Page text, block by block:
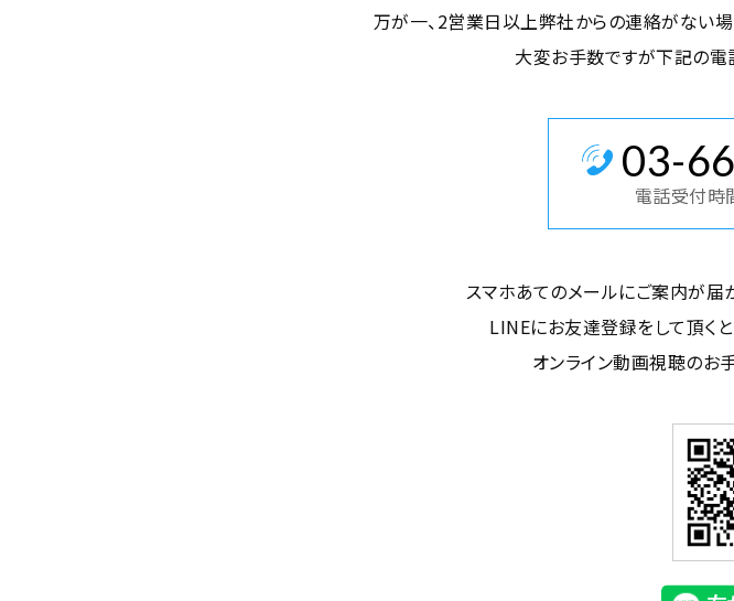
万が一、2営業日以上弊社からの連絡がない
大変お手数ですが下記の電
03-
電話受付時
スマホあてのメールにご案内が届
LINEにお友達登録をして頂く
オンライン動画視聴のお